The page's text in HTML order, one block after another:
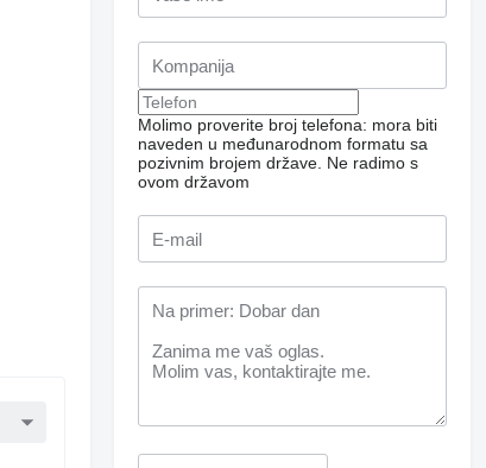
Molimo proverite broj telefona: mora biti
naveden u međunarodnom formatu sa
pozivnim brojem države. Ne radimo s
ovom državom